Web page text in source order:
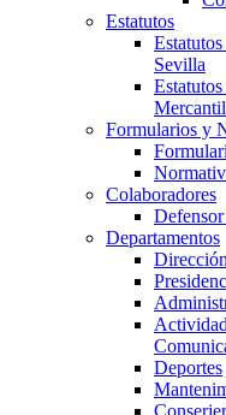
Estatutos
Sevilla
Formularios y
Colaboradores
Departamentos
Dirección
Deportes